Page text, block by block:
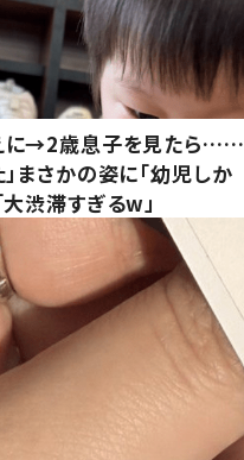
に→2歳息子を見たら……
まさかの姿に「幼児しか
渋滞すぎるw」